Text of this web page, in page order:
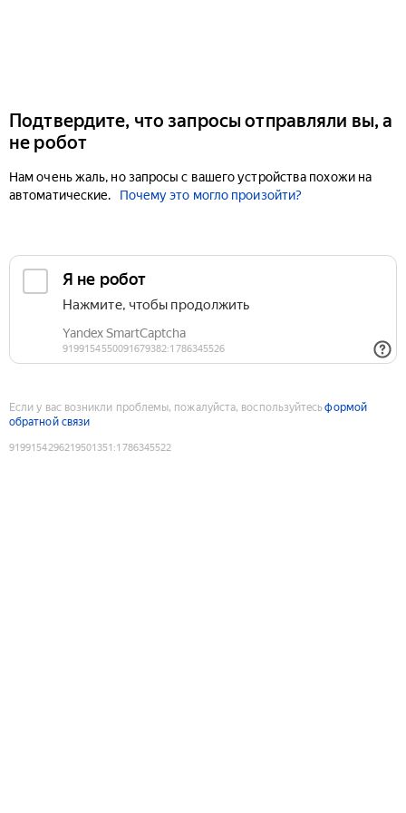
Подтвердите, что запросы отправляли вы, а
не робот
Нам очень жаль, но запросы с вашего устройства похожи на
автоматические.
Почему это могло произойти?
Если у вас возникли проблемы, пожалуйста, воспользуйтесьформой
обратной связи
9199154296219501351 :1786345522